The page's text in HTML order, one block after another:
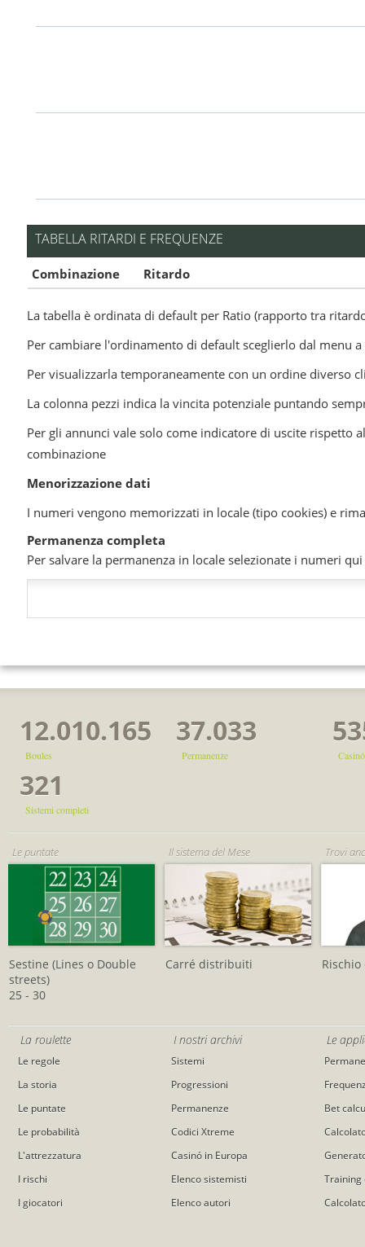
TABELLA RITARDI E FREQUENZE
Combinazione Ritardo
La tabella è ordinata di default per Ratio (rapporto tra
Per cambiare l'ordinamento di default sceglierlo dal menu
Per visualizzarla temporaneamente con un ordine diverso
La colonna pezzi indica la vincita potenziale puntando
Per gli annunci vale solo come indicatore di uscite rispetto
combinazione
Menorizzazione dati
I numeri vengono memorizzati in locale (tipo cookies) e
Permanenza completa
Per salvare la permanenza in locale selezionate i numeri
12.010.165
Boules
37.033
Permanenze
321
Sistemi completi
Le puntate
Sestine (Lines o Double
streets)
25 - 30
Il sistema del Mese
Carré distribuiti
Trovi
La roulette
Le regole
La storia
Le puntate
Le probabilità
L'attrezzatura
I rischi
I giocatori
I nostri archivi
Sistemi
Progressioni
Permanenze
Codici Xtreme
Casinó in Europa
Elenco sistemisti
Elenco autori
Le
Bet
Training